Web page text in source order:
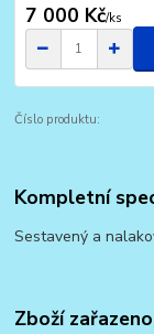
7 000 Kč/ks
Číslo produktu:
Kompletní
Sestavený a
Zboží